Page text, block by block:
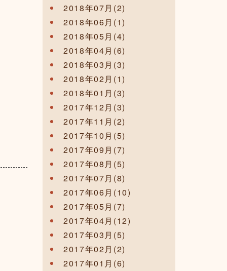
2018年07月(2)
2018年06月(1)
2018年05月(4)
2018年04月(6)
2018年03月(3)
2018年02月(1)
2018年01月(3)
2017年12月(3)
2017年11月(2)
2017年10月(5)
2017年09月(7)
2017年08月(5)
2017年07月(8)
2017年06月(10)
2017年05月(7)
2017年04月(12)
2017年03月(5)
2017年02月(2)
2017年01月(6)